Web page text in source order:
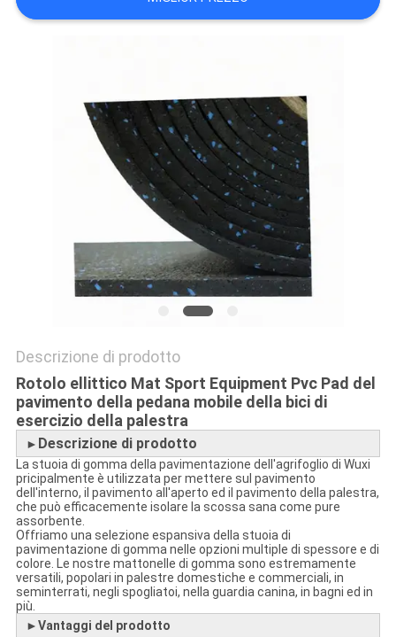
PRIVACY
Descrizione di prodotto
Rotolo ellittico Mat Sport Equipment Pvc Pad del
pavimento della pedana mobile della bici di
esercizio della palestra
► Descrizione di prodotto
La stuoia di gomma della pavimentazione dell'agrifoglio di Wuxi
pricipalmente è utilizzata per mettere sul pavimento
dell'interno, il pavimento all'aperto ed il pavimento della palestra,
che può efficacemente isolare la scossa sana come pure
assorbente.
Offriamo una selezione espansiva della stuoia di
pavimentazione di gomma nelle opzioni multiple di spessore e di
colore. Le nostre mattonelle di gomma sono estremamente
versatili, popolari in palestre domestiche e commerciali, in
seminterrati, negli spogliatoi, nella guardia canina, in bagni ed in
più.
►Vantaggi del prodotto